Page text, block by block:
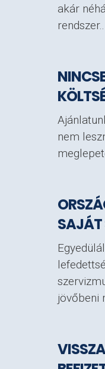
akár
rendszer..
nem
SAJÁT
jövőbeni